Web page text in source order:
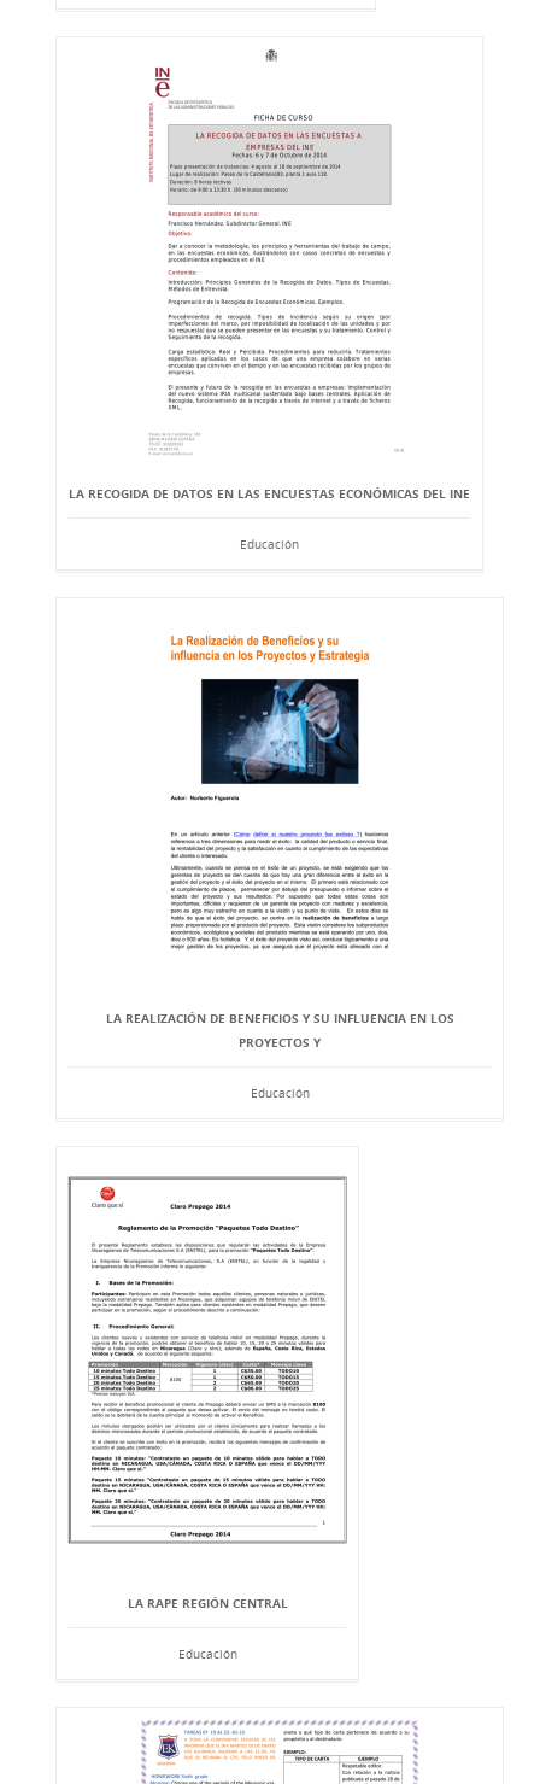
LA RECOGIDA DE DATOS EN LAS ENCUESTAS ECONÓMICAS DEL INE
Educación
LA REALIZACIÓN DE BENEFICIOS Y SU INFLUENCIA EN LOS
PROYECTOS Y
Educación
LA RAPE REGIÓN CENTRAL
Educación